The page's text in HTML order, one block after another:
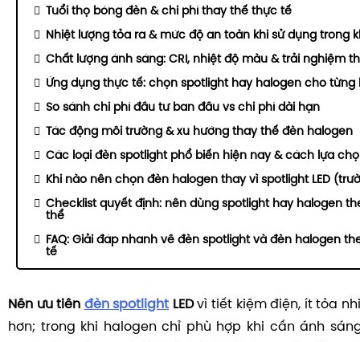
Tuổi thọ bóng đèn & chi phí thay thế thực tế
Nhiệt lượng tỏa ra & mức độ an toàn khi sử dụng trong
Chất lượng ánh sáng: CRI, nhiệt độ màu & trải nghiệm
Ứng dụng thực tế: chọn spotlight hay halogen cho từng
So sánh chi phí đầu tư ban đầu vs chi phí dài hạn
Tác động môi trường & xu hướng thay thế đèn halogen
Các loại đèn spotlight phổ biến hiện nay & cách lựa
Khi nào nên chọn đèn halogen thay vì spotlight LED
Checklist quyết định: nên dùng spotlight hay halogen
thể
FAQ: Giải đáp nhanh về đèn spotlight và đèn halogen
tế
Nên ưu tiên đèn spotlight LEDvì tiết kiệm điện, ít tỏa
hơn; trong khi halogen chỉ phù hợp khi cần ánh